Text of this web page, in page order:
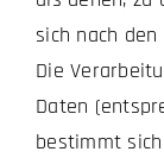
sich nach den
Die
Daten
bestimmt